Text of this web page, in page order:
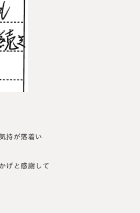
受付】
シーポリシー
持が落着い
げと感謝して